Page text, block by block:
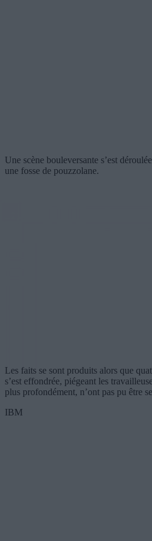
Une scène bouleversante s’est
une fosse de pouzzolane.
Les faits se sont produits alors que
s’est effondrée, piégeant les
plus profondément, n’ont pas pu être
IBM